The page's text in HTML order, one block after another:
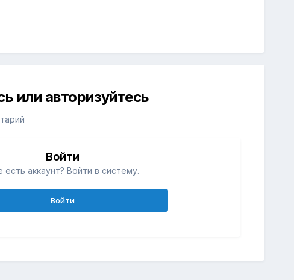
или авторизуйтесь
Войти
есть аккаунт? Войти в систему.
Войти